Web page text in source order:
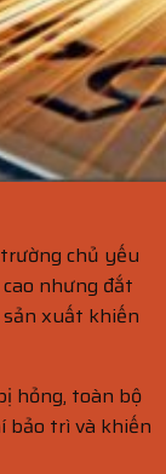
chủ yếu
nhưng đắt
xuất khiến
hỏng, toàn bộ
bảo trì và khiến